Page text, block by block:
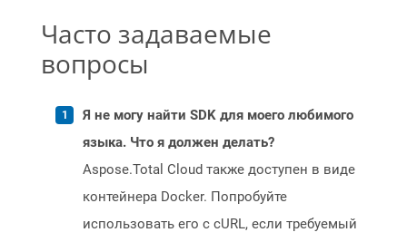
Часто задаваемые
вопросы
Я не могу найти SDK для моего любимого
языка. Что я должен делать?
Aspose.Total Cloud также доступен в виде
контейнера Docker. Попробуйте
использовать его с cURL, если требуемый